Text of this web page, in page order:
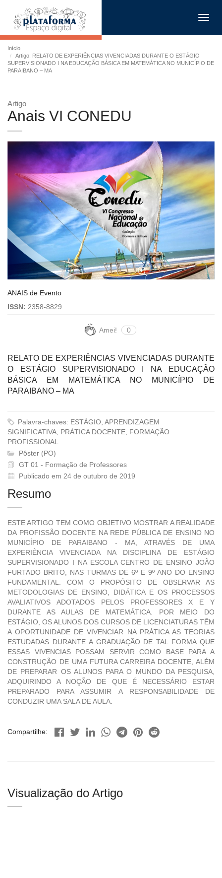
Início
Artigo: RELATO DE EXPERIÊNCIAS VIVENCIADAS DURANTE O ESTÁGIO
SUPERVISIONADO I NA EDUCAÇÃO BÁSICA EM MATEMÁTICA NO MUNICÍPIO DE
PARAIBANO – MA
Artigo
Anais VI CONEDU
ANAIS de Evento
ISSN: 2358-8829
Amei! 0
RELATO DE EXPERIÊNCIAS VIVENCIADAS DURANTE
O ESTÁGIO SUPERVISIONADO I NA EDUCAÇÃO
BÁSICA EM MATEMÁTICA NO MUNICÍPIO DE
PARAIBANO – MA
Palavra-chaves: ESTÁGIO, APRENDIZAGEM
SIGNIFICATIVA, PRÁTICA DOCENTE, FORMAÇÃO
PROFISSIONAL
Pôster (PO)
GT 01 - Formação de Professores
Publicado em 24 de outubro de 2019
Resumo
ESTE ARTIGO TEM COMO OBJETIVO MOSTRAR A REALIDADE
DA PROFISSÃO DOCENTE NA REDE PÚBLICA DE ENSINO NO
MUNICÍPIO DE PARAIBANO - MA, ATRAVÉS DE UMA
EXPERIÊNCIA VIVENCIADA NA DISCIPLINA DE ESTÁGIO
SUPERVISIONADO I NA ESCOLA CENTRO DE ENSINO JOÃO
FURTADO BRITO, NAS TURMAS DE 6º E 9º ANO DO ENSINO
FUNDAMENTAL. COM O PROPÓSITO DE OBSERVAR AS
METODOLOGIAS DE ENSINO, DIDÁTICA E OS PROCESSOS
AVALIATIVOS ADOTADOS PELOS PROFESSORES X E Y
DURANTE AS AULAS DE MATEMÁTICA. POR MEIO DO
ESTÁGIO, OS ALUNOS DOS CURSOS DE LICENCIATURAS TÊM
A OPORTUNIDADE DE VIVENCIAR NA PRÁTICA AS TEORIAS
ESTUDADAS DURANTE A GRADUAÇÃO DE TAL FORMA QUE
ESSAS VIVENCIAS POSSAM SERVIR COMO BASE PARA A
CONSTRUÇÃO DE UMA FUTURA CARREIRA DOCENTE, ALÉM
DE PREPARAR OS ALUNOS PARA O MUNDO DA PESQUISA,
ADQUIRINDO A NOÇÃO DE QUE É NECESSÁRIO ESTAR
PREPARADO PARA ASSUMIR A RESPONSABILIDADE DE
CONDUZIR UMA SALA DE AULA.
Compartilhe:
Visualização do Artigo